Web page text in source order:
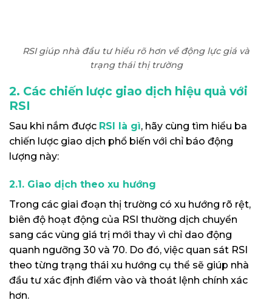
RSI giúp nhà đầu tư hiểu rõ hơn về động lực giá và
trạng thái thị trường
2. Các chiến lược giao dịch hiệu quả với
RSI
Sau khi nắm được RSI là gì, hãy cùng tìm hiểu ba
chiến lược giao dịch phổ biến với chỉ báo động
lượng này:
2.1. Giao dịch theo xu hướng
Trong các giai đoạn thị trường có xu hướng rõ rệt,
biên độ hoạt động của RSI thường dịch chuyển
sang các vùng giá trị mới thay vì chỉ dao động
quanh ngưỡng 30 và 70. Do đó, việc quan sát RSI
theo từng trạng thái xu hướng cụ thể sẽ giúp nhà
đầu tư xác định điểm vào và thoát lệnh chính xác
hơn.